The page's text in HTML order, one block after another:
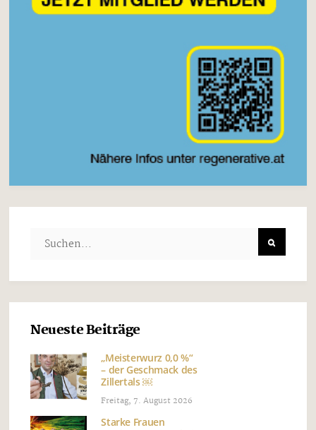
Neueste Beiträge
„Meisterwurz 0,0 %“
– der Geschmack des
Zillertals ￼
Freitag, 7. August 2026
Starke Frauen